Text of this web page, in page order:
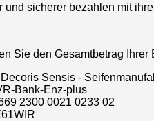
und sicherer bezahlen mit
Sie den Gesamtbetrag Ihrer
Sensis -
Bank-Enz-plus
2300 0021 0233 02